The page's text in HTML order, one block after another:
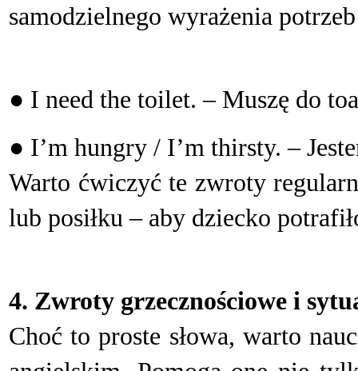
samodzielnego wyrażenia
● I need the toilet. – Muszę do
● I’m hungry / I’m thirsty. –
Warto ćwiczyć te zwroty
lub posiłku – aby dziecko
4. Zwroty grzecznościowe i
Choć to proste słowa, warto